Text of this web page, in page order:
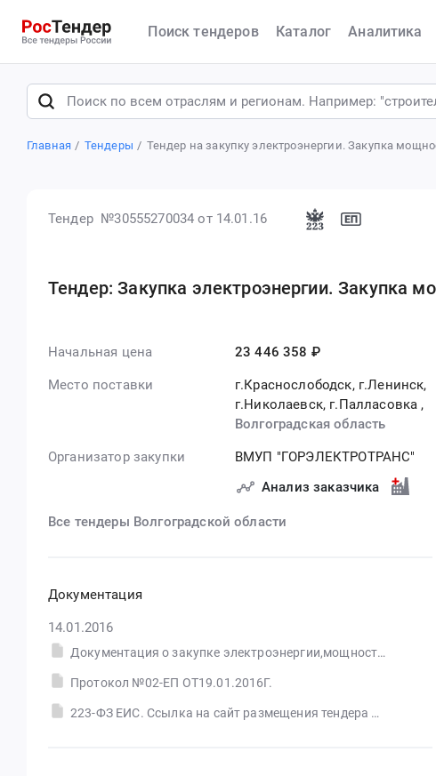
Поиск тендеров Каталог Аналитика
Главная Тендеры Тендер на закупку электроэнергии. Закупка
Тендер №30555270034 от 14.01.16
Тендер: Закупка электроэнергии. Закупка
Начальная цена 23 446 358 ₽
Место поставки
г.Краснослободск, г.Ленинск,
г.Николаевск, г.Палласовка ,
Волгоградская область
Организатор закупки
ВМУП "ГОРЭЛЕКТРОТРАНС"
Анализ заказчика
Все тендеры Волгоградской области
Документация
14.01.2016
Документация о закупке электроэнергии,мощности.
Протокол №02-ЕП ОТ19.01.2016Г.
223-ФЗ ЕИС. Ссылка на сайт размещения тендера #30555270034.doc